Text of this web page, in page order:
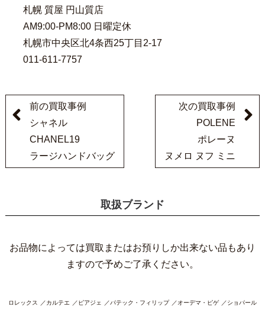
札幌 質屋 円山質店
AM9:00-PM8:00 日曜定休
札幌市中央区北4条西25丁目2-17
011-611-7757
前の買取事例
シャネル
CHANEL19
ラージハンドバッグ
次の買取事例
POLENE
ポレーヌ
ヌメロ ヌフ ミニ
取扱ブランド
お品物によっては買取またはお預りしか出来ない品もあり
ますので予めご了承ください。
ロレックス カルテエ ピアジェ パテック・フィリップ オーデマ・ピゲ ショパール